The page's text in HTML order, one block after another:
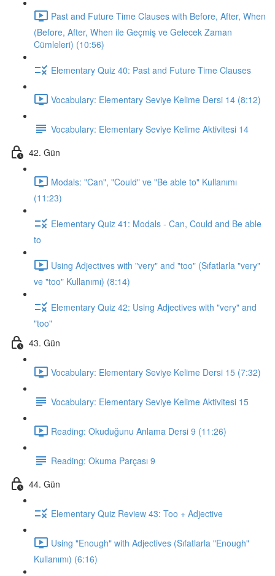
Past and Future Time Clauses with Before, After, When
(Before, After, When ile Geçmiş ve Gelecek Zaman
Cümleleri) (10:56)
Elementary Quiz 40: Past and Future Time Clauses
Vocabulary: Elementary Seviye Kelime Dersi 14 (8:12)
Vocabulary: Elementary Seviye Kelime Aktivitesi 14
42. Gün
Modals: "Can", "Could" ve "Be able to" Kullanımı
(11:23)
Elementary Quiz 41: Modals - Can, Could and Be able
to
Using Adjectives with "very" and "too" (Sıfatlarla "very"
ve "too" Kullanımı) (8:14)
Elementary Quiz 42: Using Adjectives with "very" and
"too"
43. Gün
Vocabulary: Elementary Seviye Kelime Dersi 15 (7:32)
Vocabulary: Elementary Seviye Kelime Aktivitesi 15
Reading: Okuduğunu Anlama Dersi 9 (11:26)
Reading: Okuma Parçası 9
44. Gün
Elementary Quiz Review 43: Too + Adjective
Using "Enough" with Adjectives (Sıfatlarla "Enough"
Kullanımı) (6:16)